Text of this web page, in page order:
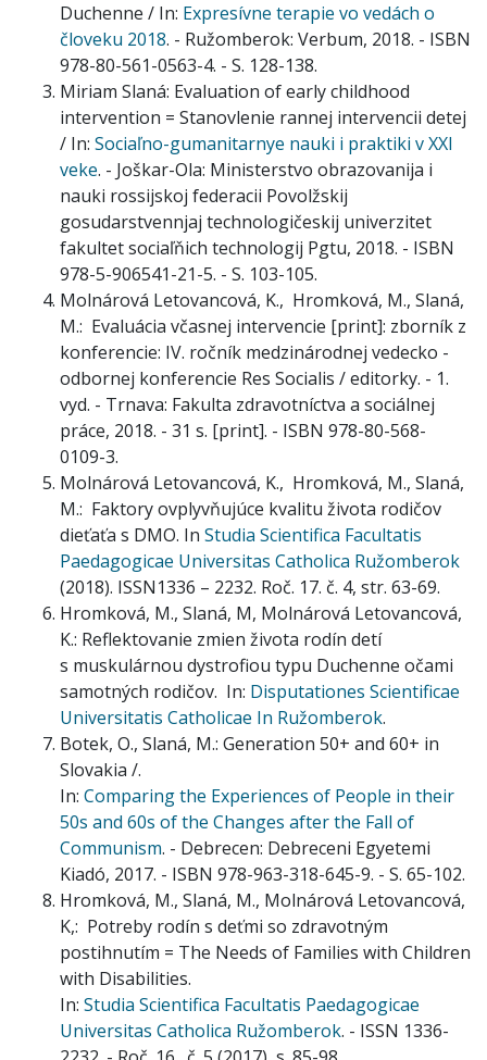
Duchenne / In: Expresívne terapie vo vedách o
človeku 2018. - Ružomberok: Verbum, 2018. - ISBN
978-80-561-0563-4. - S. 128-138.
Miriam Slaná: Evaluation of early childhood
intervention = Stanovlenie rannej intervencii detej
/ In: Sociaľno-gumanitarnye nauki i praktiki v XXI
veke. - Joškar-Ola: Ministerstvo obrazovanija i
nauki rossijskoj federacii Povolžskij
gosudarstvennjaj technologičeskij univerzitet
fakultet sociaľňich technologij Pgtu, 2018. - ISBN
978-5-906541-21-5. - S. 103-105.
Molnárová Letovancová, K., Hromková, M., Slaná,
M.: Evaluácia včasnej intervencie [print]: zborník z
konferencie: IV. ročník medzinárodnej vedecko -
odbornej konferencie Res Socialis / editorky. - 1.
vyd. - Trnava: Fakulta zdravotníctva a sociálnej
práce, 2018. - 31 s. [print]. - ISBN 978-80-568-
0109-3.
Molnárová Letovancová, K., Hromková, M., Slaná,
M.: Faktory ovplyvňujúce kvalitu života rodičov
dieťaťa s DMO. In Studia Scientifica Facultatis
Paedagogicae Universitas Catholica Ružomberok
(2018). ISSN1336 – 2232. Roč. 17. č. 4, str. 63-69.
Hromková, M., Slaná, M, Molnárová Letovancová,
K.: Reflektovanie zmien života rodín detí
s muskulárnou dystrofiou typu Duchenne očami
samotných rodičov. In: Disputationes Scientificae
Universitatis Catholicae In Ružomberok.
Botek, O., Slaná, M.: Generation 50+ and 60+ in
Slovakia /.
In: Comparing the Experiences of People in their
50s and 60s of the Changes after the Fall of
Communism. - Debrecen: Debreceni Egyetemi
Kiadó, 2017. - ISBN 978-963-318-645-9. - S. 65-102.
Hromková, M., Slaná, M., Molnárová Letovancová,
K,: Potreby rodín s deťmi so zdravotným
postihnutím = The Needs of Families with Children
with Disabilities.
In: Studia Scientifica Facultatis Paedagogicae
Universitas Catholica Ružomberok. - ISSN 1336-